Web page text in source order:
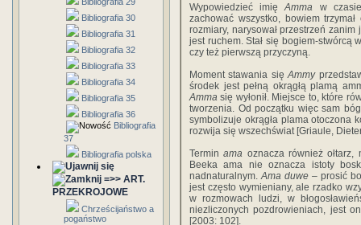
Bibliografia 30
Bibliografia 31
Bibliografia 32
Bibliografia 33
Bibliografia 34
Bibliografia 35
Bibliografia 36
Bibliografia
37
Bibliografia polska
=>> ART.
PRZEKROJOWE
Chrześcijaństwo a
pogaństwo
Wypowiedzieć imięAmma w
zachować wszystko, bowiem
rozmiary, narysował przestrzeń
jest ruchem. Stał się bogiem-stwórcą
czy też pierwszą przyczyną.
Moment stawania sięAmmy
środek jest pełną okrągłą plamą
Amma się wyłonił. Miejsce to, które
tworzenia. Od początku więc sam
symbolizuje okrągła plama otoczona
rozwija się wszechświat [Griaule,
Termin ama oznacza również ołtarz,
Beeka ama nie oznacza istoty
nadnaturalnym.Ama duwe – prosić
jest często wymieniany, ale rzadko
w rozmowach ludzi, w
niezliczonych pozdrowieniach, jest
[2003: 102].